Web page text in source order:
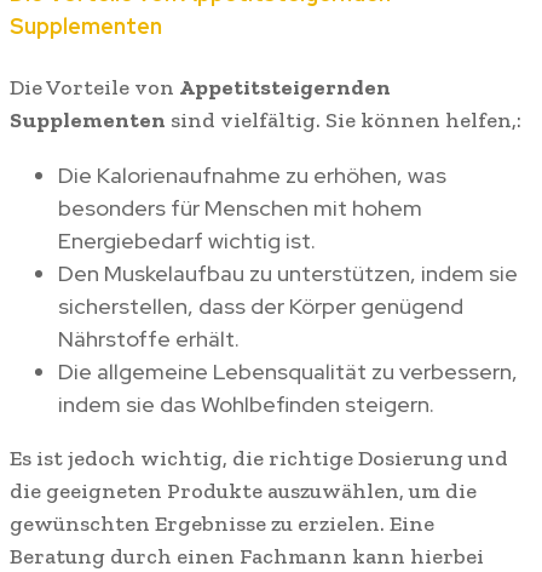
Supplementen
Die Vorteile von Appetitsteigernden
Supplementen sind vielfältig. Sie können helfen,:
Die Kalorienaufnahme zu erhöhen, was
besonders für Menschen mit hohem
Energiebedarf wichtig ist.
Den Muskelaufbau zu unterstützen, indem sie
sicherstellen, dass der Körper genügend
Nährstoffe erhält.
Die allgemeine Lebensqualität zu verbessern,
indem sie das Wohlbefinden steigern.
Es ist jedoch wichtig, die richtige Dosierung und
die geeigneten Produkte auszuwählen, um die
gewünschten Ergebnisse zu erzielen. Eine
Beratung durch einen Fachmann kann hierbei